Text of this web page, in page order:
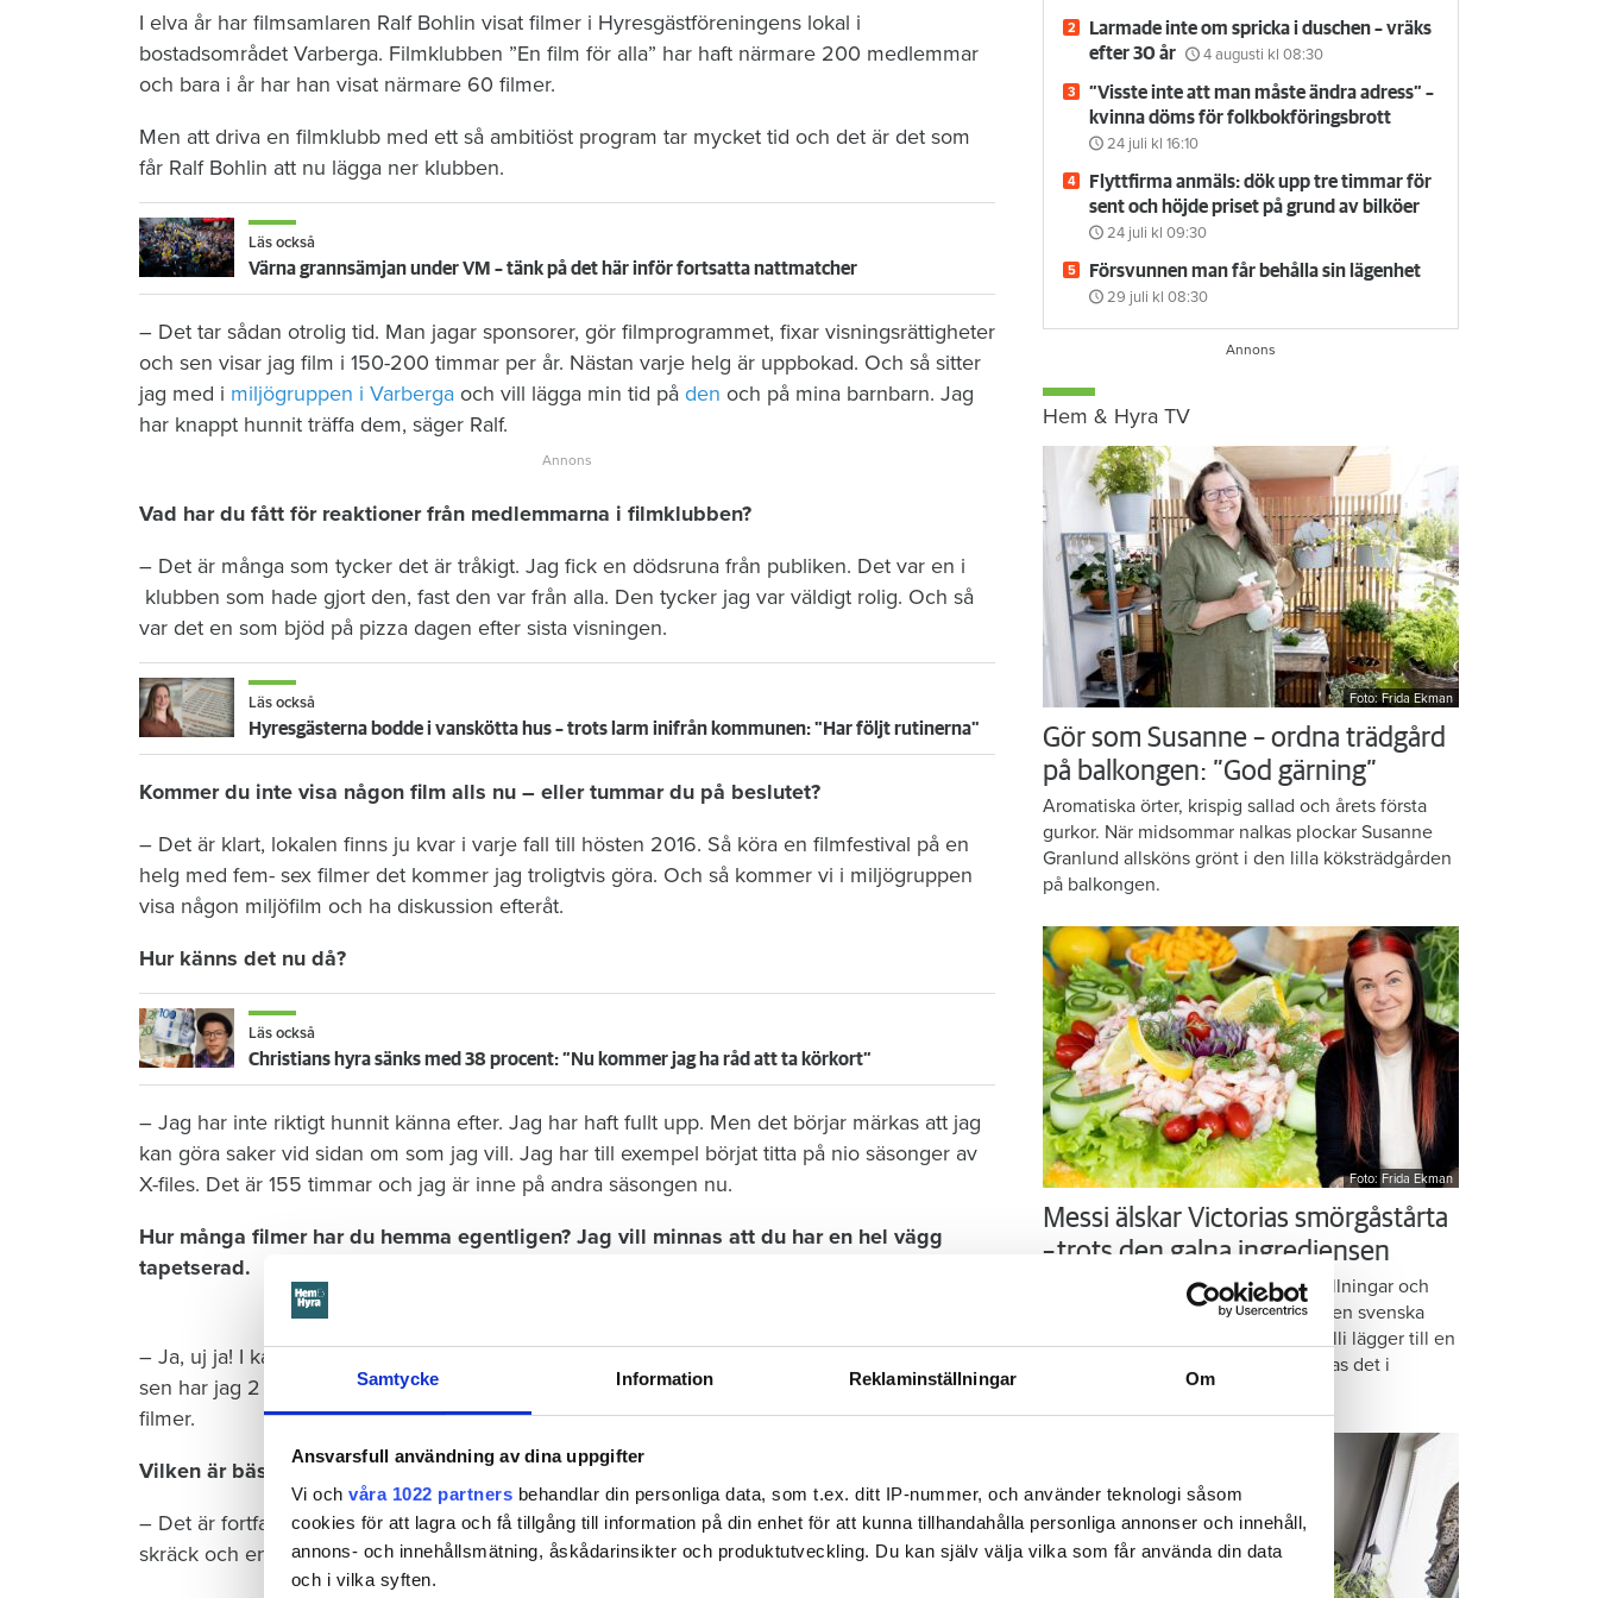
Samtycke Information Reklaminställningar Om
Ansvarsfull användning av dina uppgifter
Vi och våra 1022 partners behandlar din personliga data, som t.ex. ditt IP-nummer, och använder teknologi såsom
cookies för att lagra och få tillgång till information på din enhet för att kunna tillhandahålla personliga annonser och innehåll,
annons- och innehållsmätning, åskådarinsikter och produktutveckling. Du kan själv välja vilka som får använda din data
och i vilka syften.
I elva år har filmsamlaren Ralf Bohlin visat filmer i Hyresgästföreningens lokal i
bostadsområdet Varberga. Filmklubben ”En film för alla” har haft närmare 200 medlemmar
och bara i år har han visat närmare 60 filmer.
Men att driva en filmklubb med ett så ambitiöst program tar mycket tid och det är det som
får Ralf Bohlin att nu lägga ner klubben.
Läs också
Värna grannsämjan under VM – tänk på det här inför fortsatta nattmatcher
– Det tar sådan otrolig tid. Man jagar sponsorer, gör filmprogrammet, fixar visningsrättigheter
och sen visar jag film i 150-200 timmar per år. Nästan varje helg är uppbokad. Och så sitter
jag med i miljögruppen i Varberga och vill lägga min tid på den och på mina barnbarn. Jag
har knappt hunnit träffa dem, säger Ralf.
Vad har du fått för reaktioner från medlemmarna i filmklubben?
– Det är många som tycker det är tråkigt. Jag fick en dödsruna från publiken. Det var en i
klubben som hade gjort den, fast den var från alla. Den tycker jag var väldigt rolig. Och så
var det en som bjöd på pizza dagen efter sista visningen.
Läs också
Hyresgästerna bodde i vanskötta hus – trots larm inifrån kommunen: "Har följt rutinerna"
Kommer du inte visa någon film alls nu – eller tummar du på beslutet?
– Det är klart, lokalen finns ju kvar i varje fall till hösten 2016. Så köra en filmfestival på en
helg med fem- sex filmer det kommer jag troligtvis göra. Och så kommer vi i miljögruppen
visa någon miljöfilm och ha diskussion efteråt.
Hur känns det nu då?
Läs också
Christians hyra sänks med 38 procent: ”Nu kommer jag ha råd att ta körkort”
– Jag har inte riktigt hunnit känna efter. Jag har haft fullt upp. Men det börjar märkas att jag
kan göra saker vid sidan om som jag vill. Jag har till exempel börjat titta på nio säsonger av
X-files. Det är 155 timmar och jag är inne på andra säsongen nu.
Hur många filmer har du hemma egentligen? Jag vill minnas att du har en hel vägg
tapetserad.
– Ja, uj ja! I kartoteket för DVD:er har jag 4 400 ungefär och sen har jag 800 VHS:er och
sen har jag 2 200 inspelade tre- och fyratimmarsband. Jag skulle tro att jag har en 25 000
filmer.
Vilken är bäst då?
– Det är fortfarande Dracula med Gary Oldman från 1992. Den har allt. Det är kärlek, drama,
skräck och en känsla för mänskligheten.
Larmade inte om spricka i duschen – vräks
efter 30 år
4 augusti kl 08:30
”Visste inte att man måste ändra adress” –
kvinna döms för folkbokföringsbrott
24 juli kl 16:10
Flyttfirma anmäls: dök upp tre timmar för
sent och höjde priset på grund av bilköer
24 juli kl 09:30
Försvunnen man får behålla sin lägenhet
29 juli kl 08:30
Hem & Hyra TV
Foto: Frida Ekman
Gör som Susanne – ordna trädgård
på balkongen: ”God gärning”
Aromatiska örter, krispig sallad och årets första
gurkor. När midsommar nalkas plockar Susanne
Granlund allsköns grönt i den lilla köksträdgården
på balkongen.
Foto: Frida Ekman
Messi älskar Victorias smörgåstårta
– trots den galna ingrediensen
Formbrödsskivor i rader, krämiga fyllningar och
krispiga grönsaker. Det är basen i den svenska
klassikern smörgåstårta. Victoria Lalli lägger till en
specialingrediens – och ändå vattnas det i
munnen på självaste Messi.